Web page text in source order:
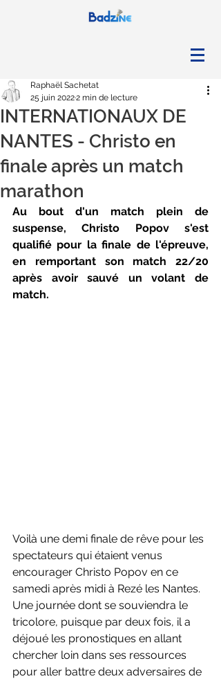
INTERNATIONAUX DE
NANTES - Christo en
finale après un match
marathon
Raphaël Sachetat
25 juin 20222 min de lecture
Au bout d'un match plein de
suspense, Christo Popov s'est
qualifié pour la finale de l'épreuve,
en remportant son match 22/20
après avoir sauvé un volant de
match.
Voilà une demi finale de rêve pour les
spectateurs qui étaient venus
encourager Christo Popov en ce
samedi après midi à Rezé les Nantes.
Une journée dont se souviendra le
tricolore, puisque par deux fois, il a
déjoué les pronostiques en allant
chercher loin dans ses ressources
pour aller battre deux adversaires de